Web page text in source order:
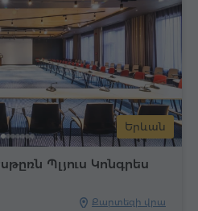
Երևան
Պլյուս Կոնգրես
Քարտեզի վրա